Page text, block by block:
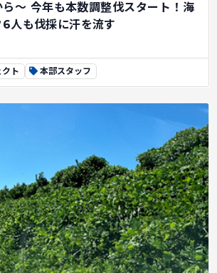
～ 今年も本数調整伐スタート！海
人も伐採に汗を流す
ト 本部スタッフ